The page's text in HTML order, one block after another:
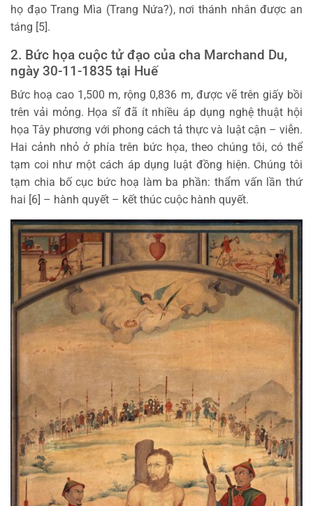
họ đạo Trang Mìa (Trang Nứa?), nơi thánh nhân được an
táng [5].
2. Bức họa cuộc tử đạo của cha Marchand Du,
ngày 30-11-1835 tại Huế
Bức hoạ cao 1,500 m, rộng 0,836 m, được vẽ trên giấy bồi
trên vải mỏng. Họa sĩ đã ít nhiều áp dụng nghệ thuật hội
họa Tây phương với phong cách tả thực và luật cận – viễn.
Hai cảnh nhỏ ở phía trên bức họa, theo chúng tôi, có thể
tạm coi như một cách áp dụng luật đồng hiện. Chúng tôi
tạm chia bố cục bức hoạ làm ba phần: thẩm vấn lần thứ
hai [6] – hành quyết – kết thúc cuộc hành quyết.